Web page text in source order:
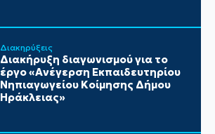
Διακηρύξεις
Διακήρυξη διαγωνισμού για το
έργο «Ανέγερση Εκπαιδευτηρίου
Νηπιαγωγείου Κοίμησης Δήμου
Ηράκλειας»